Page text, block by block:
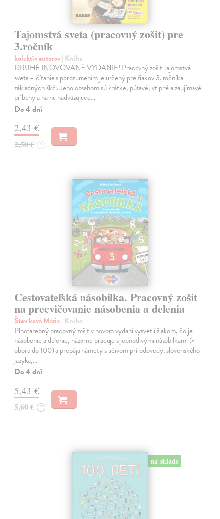
Tajomstvá sveta (pracovný zošit) pre
3.ročník
kolektív autorov| Kniha
DRUHÉ INOVOVANÉ VYDANIE! Pracovný zošit Tajomstvá
sveta – čítanie s porozumením je určený pre žiakov 3. ročníka
základných škôl. Jeho obsahom sú krátke, pútavé, vtipné a zaujímavé
príbehy a na ne nadväzujúce…
Do 4 dní
2,43 €
2,50 € ?
Cestovateľská násobilka. Pracovný zošit
na precvičovanie násobenia a delenia
Števíková Mária| Kniha
Plnofarebný pracovný zošit v novom vydaní vysvetlí žiakom, čo je
násobenie a delenie, názorne pracuje s jednotlivými násobilkami (v
obore do 100) a prepája námety s učivom prírodovedy, slovenského
jazyka,…
Do 4 dní
5,43 €
5,60 € ?
na sklade